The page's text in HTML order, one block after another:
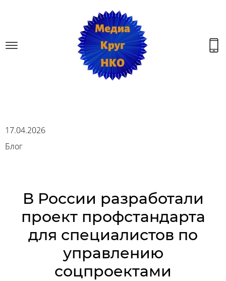
17.04.2026
Блог
В России разработали
проект профстандарта
для специалистов по
управлению
соцпроектами